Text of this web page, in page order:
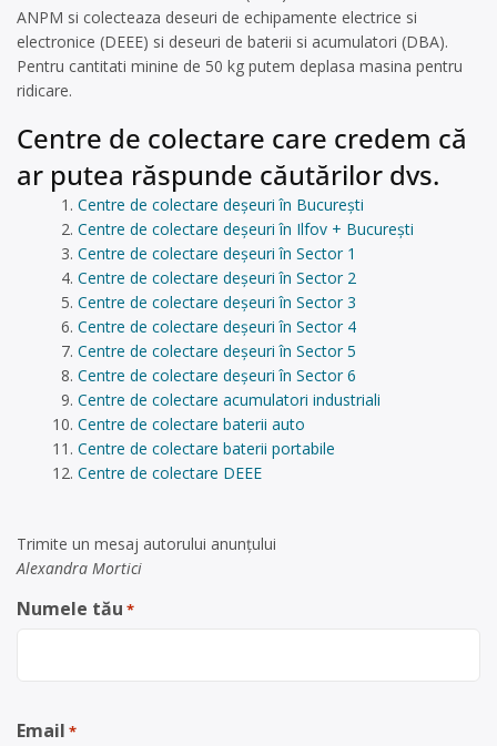
ANPM si colecteaza deseuri de echipamente electrice si
electronice (DEEE) si deseuri de baterii si acumulatori (DBA).
Pentru cantitati minine de 50 kg putem deplasa masina pentru
ridicare.
Centre de colectare care credem că
ar putea răspunde căutărilor dvs.
Centre de colectare deșeuri în București
Centre de colectare deșeuri în Ilfov + București
Centre de colectare deșeuri în Sector 1
Centre de colectare deșeuri în Sector 2
Centre de colectare deșeuri în Sector 3
Centre de colectare deșeuri în Sector 4
Centre de colectare deșeuri în Sector 5
Centre de colectare deșeuri în Sector 6
Centre de colectare acumulatori industriali
Centre de colectare baterii auto
Centre de colectare baterii portabile
Centre de colectare DEEE
Trimite un mesaj autorului anunţului
Alexandra Mortici
Numele tău *
Email *